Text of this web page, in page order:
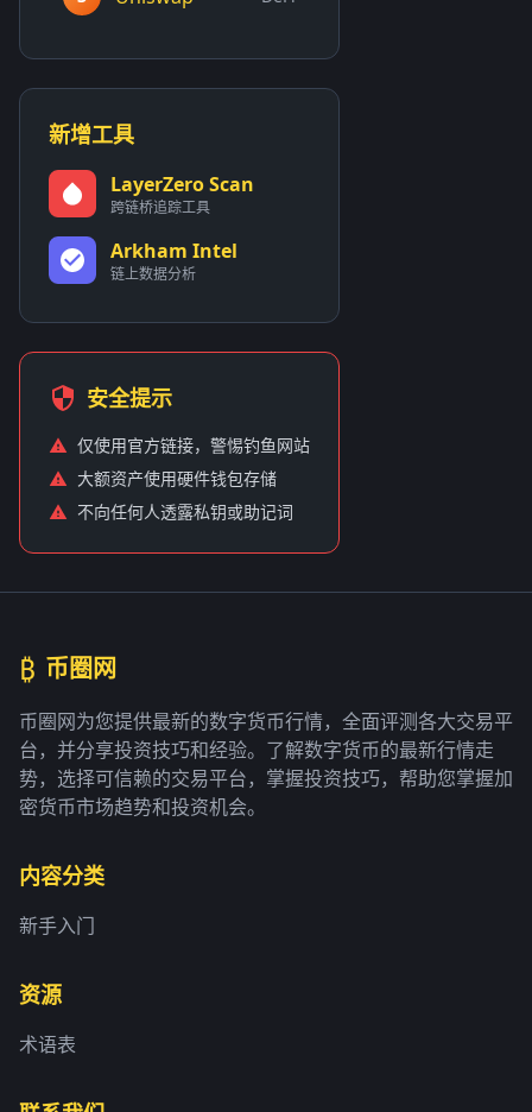
新增工具
LayerZero Scan
跨链桥追踪工具
Arkham Intel
链上数据分析
安全提示
仅使用官方链接，警惕钓鱼网站
大额资产使用硬件钱包存储
不向任何人透露私钥或助记词
₿ 币圈网
币圈网为您提供最新的数字货币行情，全面评测各大交易平
台，并分享投资技巧和经验。了解数字货币的最新行情走
势，选择可信赖的交易平台，掌握投资技巧，帮助您掌握加
密货币市场趋势和投资机会。
内容分类
新手入门
资源
术语表